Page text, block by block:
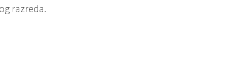
razreda.